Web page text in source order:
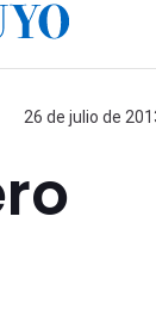
26 de julio de